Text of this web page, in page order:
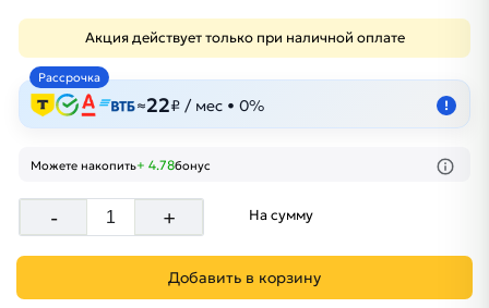
Акция действует только при наличной оплате
Рассрочка
≈22₽ / мес • 0% !
Можете накопить+ 4.78бонус
- + На сумму
Добавить в корзину